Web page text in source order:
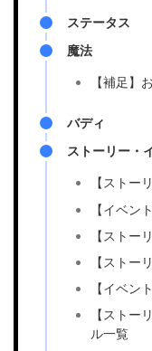
ステータス
魔法
【補足】
バディ
ストーリー・
【ストー
【イベン
【ストー
【ストー
【イベン
【ストー
ル一覧